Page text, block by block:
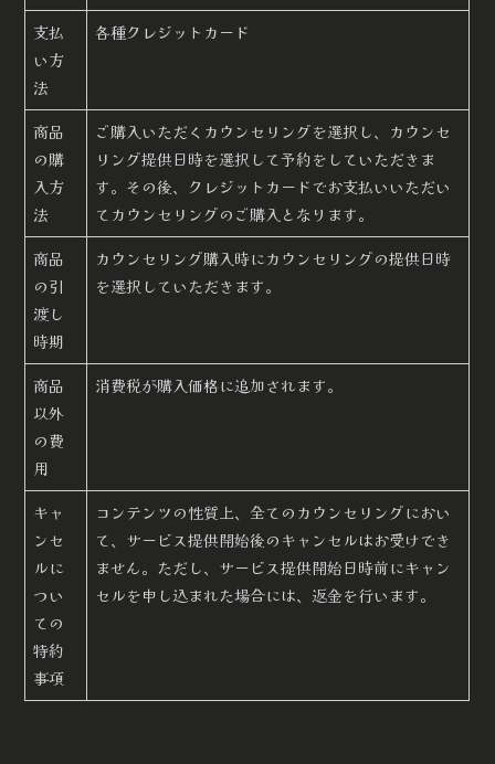
支払
い方
法
各種クレジットカード
商品
の購
入方
法
ご購入いただくカウンセリングを選択し、カウンセ
リング提供日時を選択して予約をしていただきま
す。その後、クレジットカードでお支払いいただい
てカウンセリングのご購入となります。
商品
の引
渡し
時期
カウンセリング購入時にカウンセリングの提供日時
を選択していただきます。
商品
以外
の費
用
消費税が購入価格に追加されます。
キャ
ンセ
ルに
つい
ての
特約
事項
コンテンツの性質上、全てのカウンセリングにおい
て、サービス提供開始後のキャンセルはお受けでき
ません。ただし、サービス提供開始日時前にキャン
セルを申し込まれた場合には、返金を行います。